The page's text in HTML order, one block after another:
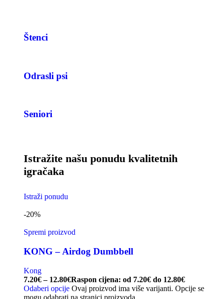
Štenci
Odrasli psi
Seniori
Istražite našu ponudu kvalitetnih
igračaka
Istraži ponudu
-20%
Spremi proizvod
KONG – Airdog Dumbbell
Kong
7.20€ – 12.80€Raspon cijena: od 7.20€ do 12.80€
Odaberi opcije Ovaj proizvod ima više varijanti. Opcije se
mogu odabrati na stranici proizvoda